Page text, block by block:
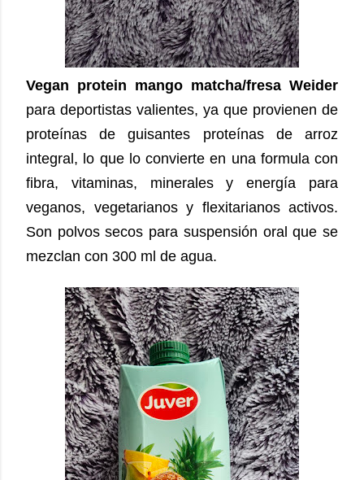
Vegan protein mango matcha/fresa Weider
para deportistas valientes, ya que provienen de
proteínas de guisantes proteínas de arroz
integral, lo que lo convierte en una formula con
fibra, vitaminas, minerales y energía para
veganos, vegetarianos y flexitarianos activos.
Son polvos secos para suspensión oral que se
mezclan con 300 ml de agua.